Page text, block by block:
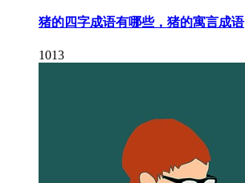
猪的四字成语有哪些，猪的寓言成语
1013